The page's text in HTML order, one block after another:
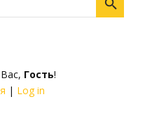
, Гость!
| Log in